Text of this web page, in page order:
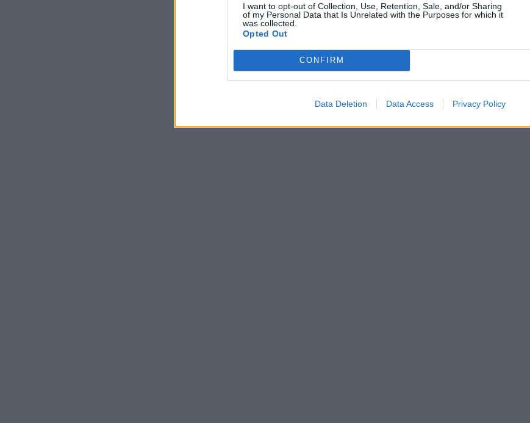
I want to opt-out of Collection, Use, Retention, Sale, and/or Sharing
of my Personal Data that Is Unrelated with the Purposes for which it
was collected.
Opted Out
CONFIRM
Data Deletion Data Access Privacy Policy